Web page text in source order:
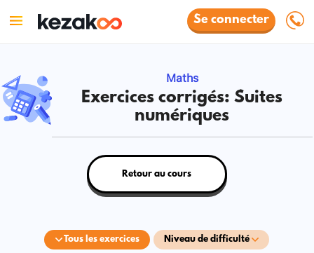
Se connecter
Maths
Exercices corrigés: Suites
numériques
Tous les exercices Niveau de difficulté
Retour au cours